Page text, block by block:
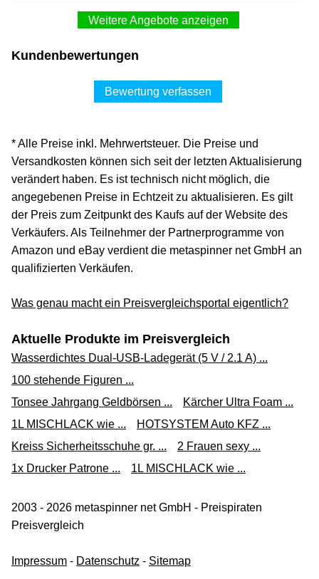
Weitere Angebote anzeigen
Injectorreiniger Einspritzdüsen 300ml
15,86 €*
Versand ab 0,00 €
Zum Shop
(Werbung, bezahlter Link)
Liqui-Moly Additiv 5110, Injectionreiniger, 300 ml,
Motorreiniger für Benzin
16,05 €*
Versand siehe Website
(Werbung, bezahlter Link)
Liqui Moly Injection Reiniger 5110 300 ml (0.30 l) (5110)
16,33 €*
Versand siehe Website
galaxus.de
Zum Shop
Liqui Moly 5110 Injection Reiniger 300 ml
Versand ab 4,99 €
Kundenbewertungen
Bewertung verfassen
* Alle Preise inkl. Mehrwertsteuer. Die Preise und
Versandkosten können sich seit der letzten Aktualisierung
verändert haben. Es ist technisch nicht möglich, die
angegebenen Preise in Echtzeit zu aktualisieren. Es gilt
der Preis zum Zeitpunkt des Kaufs auf der Website des
Verkäufers. Als Teilnehmer der Partnerprogramme von
Amazon und eBay verdient die metaspinner net GmbH an
qualifizierten Verkäufen.
Was genau macht ein Preisvergleichsportal eigentlich?
Aktuelle Produkte im Preisvergleich
Wasserdichtes Dual-USB-Ladegerät (5 V / 2.1 A) ...
100 stehende Figuren ...
Tonsee Jahrgang Geldbörsen ...
Kärcher Ultra Foam ...
1L MISCHLACK wie ...
HOTSYSTEM Auto KFZ ...
Kreiss Sicherheitsschuhe gr. ...
2 Frauen sexy ...
1x Drucker Patrone ...
1L MISCHLACK wie ...
2003 - 2026 metaspinner net GmbH - Preispiraten
Preisvergleich
Impressum - Datenschutz - Sitemap